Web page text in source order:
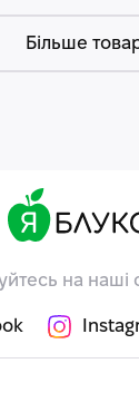
Більше
на